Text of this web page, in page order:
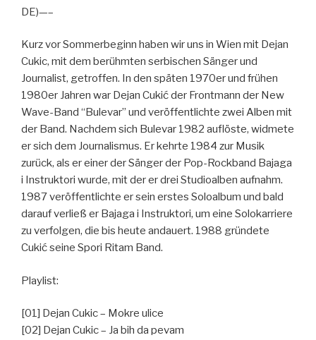
DE)—–
Kurz vor Sommerbeginn haben wir uns in Wien mit Dejan
Cukic, mit dem berühmten serbischen Sänger und
Journalist, getroffen. In den späten 1970er und frühen
1980er Jahren war Dejan Cukić der Frontmann der New
Wave-Band “Bulevar” und veröffentlichte zwei Alben mit
der Band. Nachdem sich Bulevar 1982 auflöste, widmete
er sich dem Journalismus. Er kehrte 1984 zur Musik
zurück, als er einer der Sänger der Pop-Rockband Bajaga
i Instruktori wurde, mit der er drei Studioalben aufnahm.
1987 veröffentlichte er sein erstes Soloalbum und bald
darauf verließ er Bajaga i Instruktori, um eine Solokarriere
zu verfolgen, die bis heute andauert. 1988 gründete
Cukić seine Spori Ritam Band.
Playlist:
[01] Dejan Cukic – Mokre ulice
[02] Dejan Cukic – Ja bih da pevam